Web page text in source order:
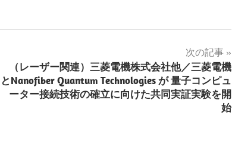
次の記事
（レーザー関連）三菱電機株式会社他／三菱電機
とNanofiber Quantum Technologies が 量子コンピュ
ーター接続技術の確立に向けた共同実証実験を開
始